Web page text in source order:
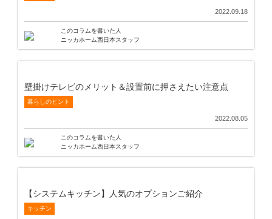
2022.09.18
このコラムを書いた人
ニッカホーム西日本スタッフ
壁掛けテレビのメリット＆設置前に押さえたい注意点
暮らしのヒント
2022.08.05
このコラムを書いた人
ニッカホーム西日本スタッフ
【システムキッチン】人気のオプションご紹介
キッチン